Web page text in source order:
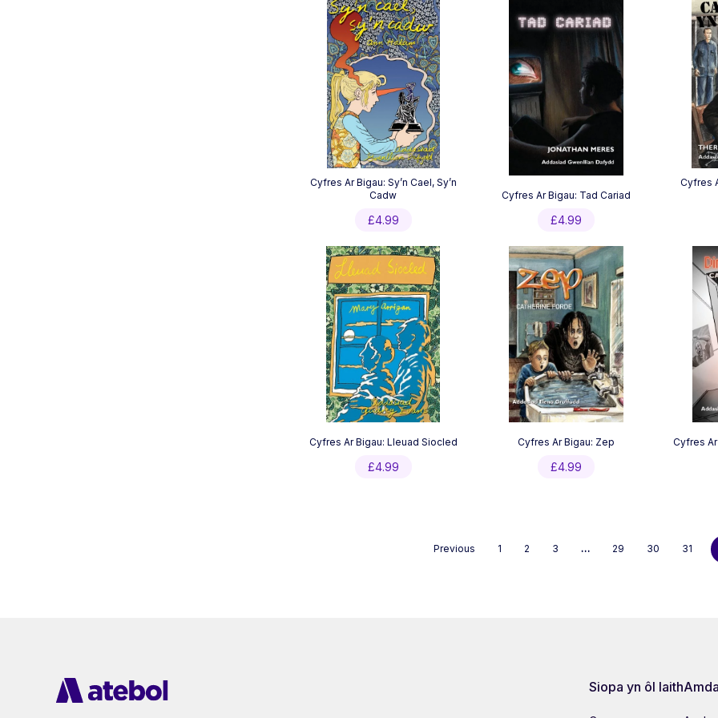
Cyfres Ar Bigau: Sy’n Cael, Sy’n
Cadw
£4.99
Cyfres Ar Bigau: Tad Cariad
£4.99
Cyfres
Cyfres Ar Bigau: Lleuad Siocled
£4.99
Cyfres Ar Bigau: Zep
£4.99
Cyfres
Previous 1 2 3 … 29 30 31
Siopa yn ôl Iaith